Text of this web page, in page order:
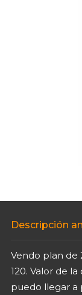
Descripción
Vendo plan de
120. Valor de
puedo llegar a